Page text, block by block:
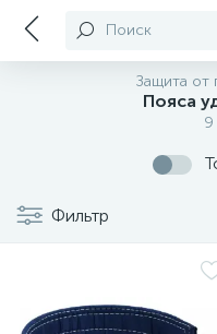
Поиск
Защита от
Пояса
9
Фильтр